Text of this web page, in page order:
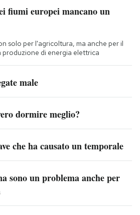
fiumi europei mancano un
solo per l'agricoltura, ma anche per il
di energia elettrica
male
dormire meglio?
che ha causato un temporale
sono un problema anche per